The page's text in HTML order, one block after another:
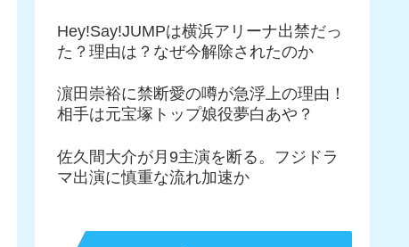
Hey!Say!JUMPは横浜アリーナ出禁だっ
た？理由は？なぜ今解除されたのか
濵田崇裕に禁断愛の噂が急浮上の理由！
相手は元宝塚トップ娘役夢白あや？
佐久間大介が月9主演を断る。フジドラ
マ出演に慎重な流れ加速か